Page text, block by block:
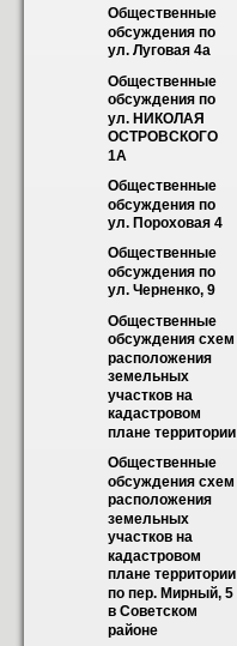
Общественные
обсуждения по
ул. Луговая 4а
Общественные
обсуждения по
ул. НИКОЛАЯ
ОСТРОВСКОГО
1А
Общественные
обсуждения по
ул. Пороховая 4
Общественные
обсуждения по
ул. Черненко, 9
Общественные
обсуждения схем
расположения
земельных
участков на
кадастровом
плане территории
Общественные
обсуждения схем
расположения
земельных
участков на
кадастровом
плане территории
по пер. Мирный, 5
в Советском
районе